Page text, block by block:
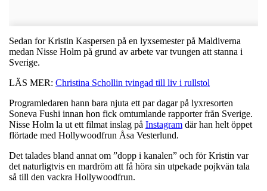
Sedan for Kristin Kaspersen på en lyxsemester på Maldiverna
medan Nisse Holm på grund av arbete var tvungen att stanna i
Sverige.
LÄS MER: Christina Schollin tvingad till liv i rullstol
Programledaren hann bara njuta ett par dagar på lyxresorten
Soneva Fushi innan hon fick omtumlande rapporter från Sverige.
Nisse Holm la ut ett filmat inslag på Instagram där han helt öppet
flörtade med Hollywoodfrun Åsa Vesterlund.
Det talades bland annat om ”dopp i kanalen” och för Kristin var
det naturligtvis en mardröm att få höra sin utpekade pojkvän tala
så till den vackra Hollywoodfrun.